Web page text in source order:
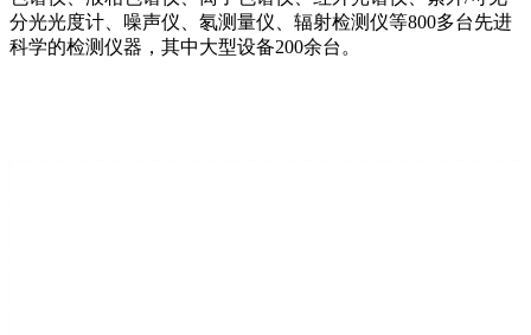
分光光度计、噪声仪、氡测量仪、辐射检测仪等800多台先进
科学的检测仪器，其中大型设备200余台。